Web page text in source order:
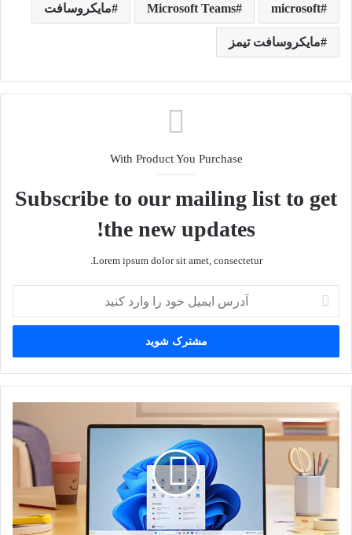
microsoft
Microsoft Teams مایکروسافت
مایکروسافت تیمز
With Product You Purchase
Subscribe to our mailing list to get
the new updates!
Lorem ipsum dolor sit amet, consectetur.
ایمیل
خود
وارد
کنید
این
خبرها
در
به‌روزرسانی
بعدی
هستند.